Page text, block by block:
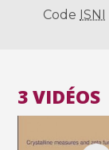
Code ISNI
3 VIDÉOS